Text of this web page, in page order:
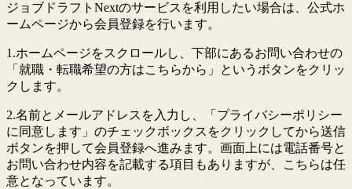
ジョブドラフトNextのサービスを利用したい場合は、公式ホ
ームページから会員登録を行います。
1.ホームページをスクロールし、下部にあるお問い合わせの
「就職・転職希望の方はこちらから」というボタンをクリッ
クします。
2.名前とメールアドレスを入力し、「プライバシーポリシー
に同意します」のチェックボックスをクリックしてから送信
ボタンを押して会員登録へ進みます。画面上には電話番号と
お問い合わせ内容を記載する項目もありますが、こちらは任
意となっています。